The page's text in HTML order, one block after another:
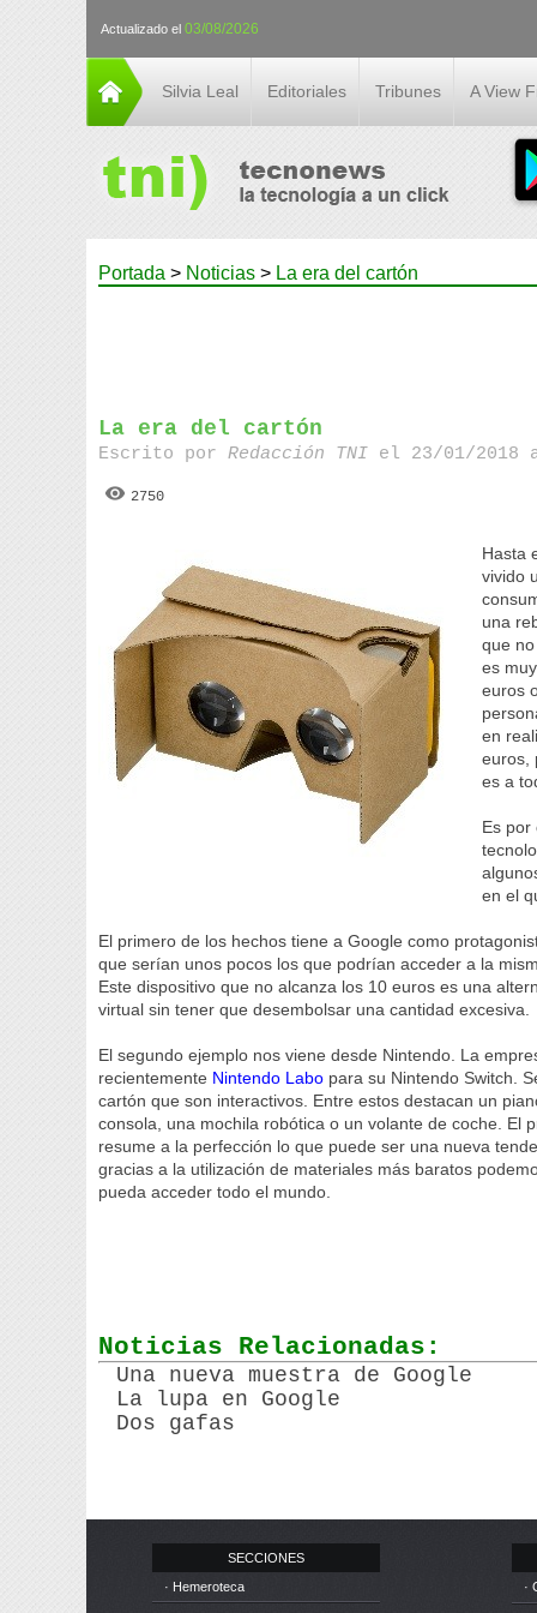
Actualizado el 03/08/2026
Silvia Leal Editoriales Tribunes A View
Portada > Noticias > La era del cartón
La era del cartón
Escrito porRedacción TNI el 23/01/2018
2750
Hasta
vivido
una
que
es
euros
en
euros,
es a
Es por
en el
El primero de los hechos tiene a Google como
que serían unos pocos los que podrían acceder a la
Este dispositivo que no alcanza los 10 euros es una
virtual sin tener que desembolsar una cantidad excesiva.
El segundo ejemplo nos viene desde Nintendo. La
recientemente Nintendo Labo para su Nintendo Switch.
cartón que son interactivos. Entre estos destacan un
consola, una mochila robótica o un volante de coche. El
resume a la perfección lo que puede ser una nueva
gracias a la utilización de materiales más baratos
pueda acceder todo el mundo.
Noticias Relacionadas:
Una nueva muestra de Google
La lupa en Google
Dos gafas
SECCIONES
· Hemeroteca
·